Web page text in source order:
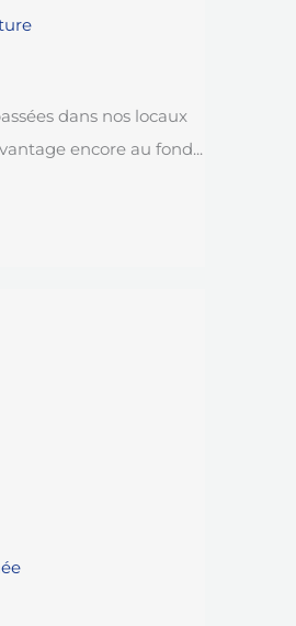
dans nos locaux
encore au fond...